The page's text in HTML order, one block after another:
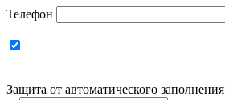
Телефон
Защита от автоматического заполнения